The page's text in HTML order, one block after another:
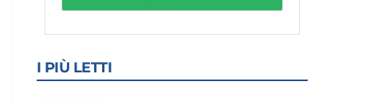
I PIÙ LETTI